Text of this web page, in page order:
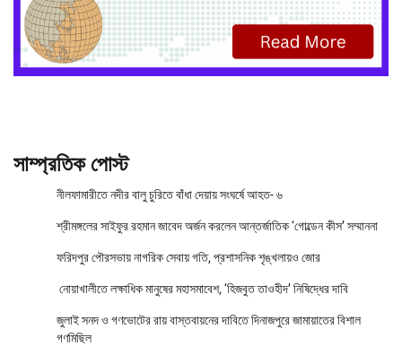
সাম্প্রতিক পোস্ট
নীলফামারীতে নদীর বালু চুরিতে বাঁধা দেয়ায় সংঘর্ষে আহত- ৬
শ্রীমঙ্গলের সাইফুর রহমান জাবেদ অর্জন করলেন আন্তর্জাতিক ‘গোল্ডেন কীস’ সম্মাননা
ফরিদপুর পৌরসভায় নাগরিক সেবায় গতি, প্রশাসনিক শৃঙ্খলায়ও জোর
নোয়াখালীতে লক্ষাধিক মানুষের মহাসমাবেশ, ‘হিজবুত তাওহীদ’ নিষিদ্ধের দাবি
জুলাই সনদ ও গণভোটের রায় বাস্তবায়নের দাবিতে দিনাজপুরে জামায়াতের বিশাল
গণমিছিল